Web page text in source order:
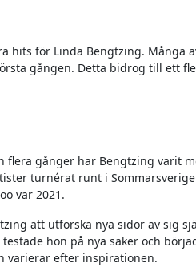
hits för Linda Bengtzing. Många
gången. Detta bidrog till ett
gånger har Bengtzing varit
turnérat runt i
var 2021.
att utforska nya sidor av sig
hon på nya saker och
varierar efter inspirationen.